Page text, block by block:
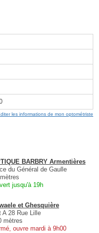
les informations de mon optométriste
BARBRY Armentières
du Général de Gaulle
jusqu'à 19h
et Ghesquière
A 28 Rue Lille
mètres
ouvre mardi à 9h00